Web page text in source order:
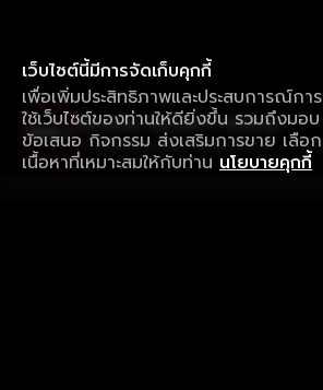
เว็บไซต์นี้มีการจัดเก็บคุกกี้
เพื่อเพิ่มประสิทธิภาพและประสบการณ์การ
ใช้เว็บไซต์ของท่านให้ดียิ่งขึ้น รวมถึงมอบ
ข้อเสนอ กิจกรรม ส่งเสริมการขาย เลือก
เนื้อหาที่เหมาะสมให้กับท่าน นโยบายคุกกี้
ใช้งานแอป ลื่นไหลกว่า ไม่มีสะดุด
ดาวน์โหลดแอปเพื่อการรับชมที่ดีกว่า